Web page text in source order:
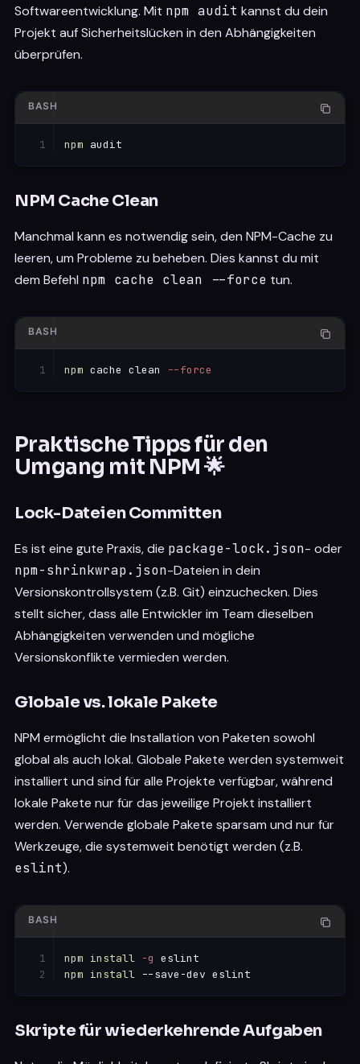
Softwareentwicklung. Mit npm audit kannst du dein
Projekt auf Sicherheitslücken in den Abhängigkeiten
überprüfen.
npm audit
BASH
NPM Cache Clean
Manchmal kann es notwendig sein, den NPM-Cache zu
leeren, um Probleme zu beheben. Dies kannst du mit
dem Befehl npm cache clean --force tun.
npm cache clean --force
BASH
Praktische Tipps für den
Umgang mit NPM 🌟
Lock-Dateien Committen
Es ist eine gute Praxis, die package-lock.json- oder
npm-shrinkwrap.json-Dateien in dein
Versionskontrollsystem (z.B. Git) einzuchecken. Dies
stellt sicher, dass alle Entwickler im Team dieselben
Abhängigkeiten verwenden und mögliche
Versionskonflikte vermieden werden.
Globale vs. lokale Pakete
NPM ermöglicht die Installation von Paketen sowohl
global als auch lokal. Globale Pakete werden systemweit
installiert und sind für alle Projekte verfügbar, während
lokale Pakete nur für das jeweilige Projekt installiert
werden. Verwende globale Pakete sparsam und nur für
Werkzeuge, die systemweit benötigt werden (z.B.
eslint).
npm install -g
npm install
BASH
Skripte für wiederkehrende Aufgaben